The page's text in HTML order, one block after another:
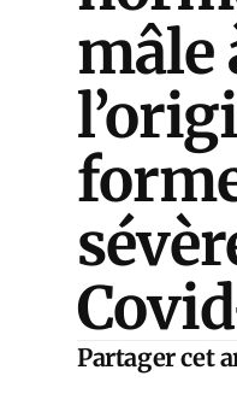
mâle
Partager cet